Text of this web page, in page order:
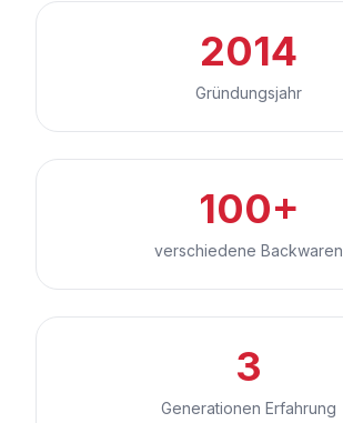
2014
Gründungsjahr
100+
verschiedene Backwaren
3
Generationen Erfahrung